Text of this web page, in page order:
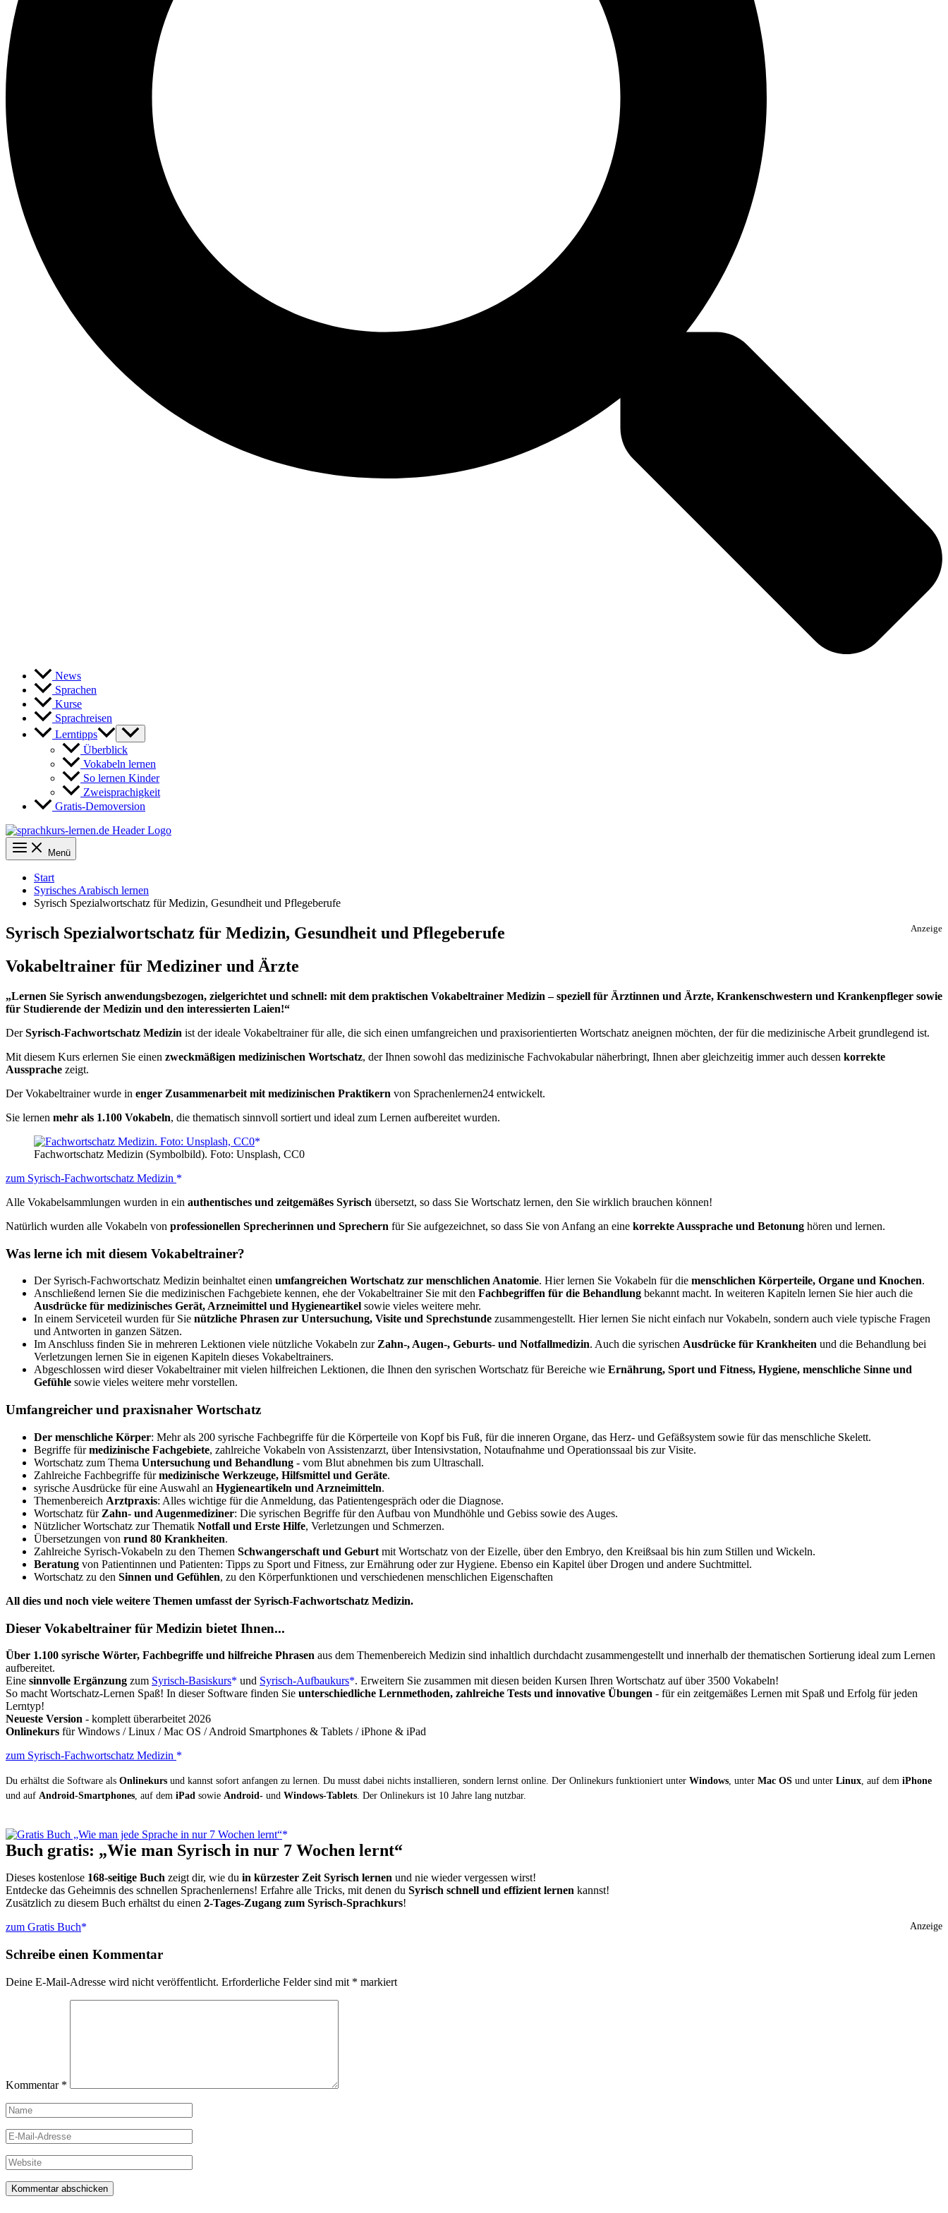
News
Sprachen
Kurse
Sprachreisen
Lerntipps
Überblick
Vokabeln lernen
So lernen Kinder
Zweisprachigkeit
Gratis-Demoversion
Menü
Start
Syrisches Arabisch lernen
Syrisch Spezialwortschatz für Medizin, Gesundheit und Pflegeberufe
Anzeige
Syrisch Spezialwortschatz für Medizin, Gesundheit und Pflegeberufe
Vokabeltrainer für Mediziner und Ärzte
„Lernen Sie Syrisch anwendungsbezogen, zielgerichtet und schnell: mit dem praktischen Vokabeltrainer Medizin – speziell für Ärztinnen und Ärzte, Krankenschwestern und Krankenpfleger sowie
für Studierende der Medizin und den interessierten Laien!“
DerSyrisch-Fachwortschatz Medizin ist der ideale Vokabeltrainer für alle, die sich einen umfangreichen und praxisorientierten Wortschatz aneignen möchten, der für die medizinische Arbeit grundlegend ist.
Mit diesem Kurs erlernen Sie einen zweckmäßigen medizinischen Wortschatz, der Ihnen sowohl das medizinische Fachvokabular näherbringt, Ihnen aber gleichzeitig immer auch dessen korrekte
Aussprache zeigt.
Der Vokabeltrainer wurde in enger Zusammenarbeit mit medizinischen Praktikern von Sprachenlernen24 entwickelt.
Sie lernen mehr als 1.100 Vokabeln, die thematisch sinnvoll sortiert und ideal zum Lernen aufbereitet wurden.
Fachwortschatz Medizin (Symbolbild). Foto: Unsplash, CC0
zum Syrisch-Fachwortschatz Medizin
Alle Vokabelsammlungen wurden in ein authentisches und zeitgemäßes Syrisch übersetzt, so dass Sie Wortschatz lernen, den Sie wirklich brauchen können!
Natürlich wurden alle Vokabeln von professionellen Sprecherinnen und Sprechern für Sie aufgezeichnet, so dass Sie von Anfang an eine korrekte Aussprache und Betonung hören und lernen.
Was lerne ich mit diesem Vokabeltrainer?
Der Syrisch-Fachwortschatz Medizin beinhaltet einen umfangreichen Wortschatz zur menschlichen Anatomie. Hier lernen Sie Vokabeln für die menschlichen Körperteile, Organe und Knochen.
Anschließend lernen Sie die medizinischen Fachgebiete kennen, ehe der Vokabeltrainer Sie mit den Fachbegriffen für die Behandlung bekannt macht. In weiteren Kapiteln lernen Sie hier auch die
Ausdrücke für medizinisches Gerät, Arzneimittel und Hygieneartikel sowie vieles weitere mehr.
In einem Serviceteil wurden für Sie nützliche Phrasen zur Untersuchung, Visite und Sprechstunde zusammengestellt. Hier lernen Sie nicht einfach nur Vokabeln, sondern auch viele typische Fragen
und Antworten in ganzen Sätzen.
Im Anschluss finden Sie in mehreren Lektionen viele nützliche Vokabeln zurZahn-, Augen-, Geburts- und Notfallmedizin. Auch die syrischen Ausdrücke für Krankheiten und die Behandlung bei
Verletzungen lernen Sie in eigenen Kapiteln dieses Vokabeltrainers.
Abgeschlossen wird dieser Vokabeltrainer mit vielen hilfreichen Lektionen, die Ihnen den syrischen Wortschatz für Bereiche wie Ernährung, Sport und Fitness, Hygiene, menschliche Sinne und
Gefühle sowie vieles weitere mehr vorstellen.
Umfangreicher und praxisnaher Wortschatz
Der menschliche Körper: Mehr als 200 syrische Fachbegriffe für die Körperteile von Kopf bis Fuß, für die inneren Organe, das Herz- und Gefäßsystem sowie für das menschliche Skelett.
Begriffe fürmedizinische Fachgebiete, zahlreiche Vokabeln von Assistenzarzt, über Intensivstation, Notaufnahme und Operationssaal bis zur Visite.
Wortschatz zum Thema Untersuchung und Behandlung - vom Blut abnehmen bis zum Ultraschall.
Zahlreiche Fachbegriffe fürmedizinische Werkzeuge, Hilfsmittel und Geräte.
syrische Ausdrücke für eine Auswahl an Hygieneartikeln und Arzneimitteln.
Themenbereich Arztpraxis: Alles wichtige für die Anmeldung, das Patientengespräch oder die Diagnose.
Wortschatz für Zahn- und Augenmediziner: Die syrischen Begriffe für den Aufbau von Mundhöhle und Gebiss sowie des Auges.
Nützlicher Wortschatz zur Thematik Notfall und Erste Hilfe, Verletzungen und Schmerzen.
Übersetzungen von rund 80 Krankheiten.
Zahlreiche Syrisch-Vokabeln zu den Themen Schwangerschaft und Geburt mit Wortschatz von der Eizelle, über den Embryo, den Kreißsaal bis hin zum Stillen und Wickeln.
Beratung von Patientinnen und Patienten: Tipps zu Sport und Fitness, zur Ernährung oder zur Hygiene. Ebenso ein Kapitel über Drogen und andere Suchtmittel.
Wortschatz zu den Sinnen und Gefühlen, zu den Körperfunktionen und verschiedenen menschlichen Eigenschaften
All dies und noch viele weitere Themen umfasst der Syrisch-Fachwortschatz Medizin.
Dieser Vokabeltrainer für Medizin bietet Ihnen...
Über 1.100 syrische Wörter, Fachbegriffe und hilfreiche Phrasen aus dem Themenbereich Medizin sind inhaltlich durchdacht zusammengestellt und innerhalb der thematischen Sortierung ideal zum Lernen
aufbereitet.
Eine sinnvolle Ergänzung zum Syrisch-Basiskurs und Syrisch-Aufbaukurs . Erweitern Sie zusammen mit diesen beiden Kursen Ihren Wortschatz auf über 3500 Vokabeln!
So macht Wortschatz-Lernen Spaß! In dieser Software finden Sie unterschiedliche Lernmethoden, zahlreiche Tests und innovative Übungen - für ein zeitgemäßes Lernen mit Spaß und Erfolg für jeden
Lerntyp!
Neueste Version - komplett überarbeitet 2026
Onlinekurs für Windows / Linux / Mac OS / Android Smartphones & Tablets / iPhone & iPad
zum Syrisch-Fachwortschatz Medizin
Du erhältst die Software als Onlinekurs und kannst sofort anfangen zu lernen. Du musst dabei nichts installieren, sondern lernst online. Der Onlinekurs funktioniert unter Windows, unter Mac OS und unter Linux, auf dem iPhone
und auf Android-Smartphones, auf dem iPad sowie Android- und Windows-Tablets. Der Onlinekurs ist 10 Jahre lang nutzbar.
Buch gratis: „Wie man Syrisch in nur 7 Wochen lernt“
Dieses kostenlose 168-seitige Buch zeigt dir, wie du in kürzester Zeit Syrisch lernen und nie wieder vergessen wirst!
Entdecke das Geheimnis des schnellen Sprachenlernens! Erfahre alle Tricks, mit denen du Syrisch schnell und effizient lernen kannst!
Zusätzlich zu diesem Buch erhältst du einen 2-Tages-Zugang zum Syrisch-Sprachkurs!
Anzeige
zum Gratis Buch
Schreibe einen Kommentar
Deine E-Mail-Adresse wird nicht veröffentlicht. Erforderliche Felder sind mit * markiert
Kommentar *
Name
E-
Mail-
Adresse
Website